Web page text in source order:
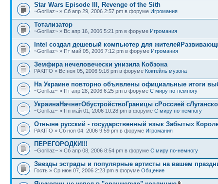
Star Wars Episode III, Revenge of the Sith
~Gorillaz~ » Сб апр 29, 2006 2:57 pm в форуме Игромания
Тотализатор
~Gorillaz~ » Вс апр 16, 2006 5:21 pm в форуме Игромания
Intel создал дешевый компьютер для
~Gorillaz~ » Пт май 05, 2006 7:12 pm в форуме Игромания
Земфира нечеловечески унизила Кобзона
PAKITO » Вс ноя 05, 2006 9:16 pm в форуме Коктейль музона
На Украине повторно объявлены официальные итоги
~Gorillaz~ » Пт апр 28, 2006 6:25 pm в форуме С миру по-немногу
УкраинаНачнетОбустройствоГраницы сРоссией
~Gorillaz~ » Пн май 01, 2006 10:28 pm в форуме С миру по-немногу
Отныне русский - государственный язык Забытых
PAKITO » Сб ноя 04, 2006 9:59 pm в форуме Игромания
ПЕРЕГОРОДКИ!!!
~Gorillaz~ » Сб апр 08, 2006 8:54 pm в форуме С миру по-немногу
Звезды эстрады и популярные артисты на вашем
Гость » Ср июн 07, 2006 2:23 pm в форуме Общение